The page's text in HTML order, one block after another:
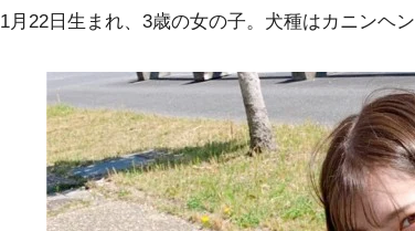
1月22日生まれ、3歳の女の子。犬種はカニンヘ